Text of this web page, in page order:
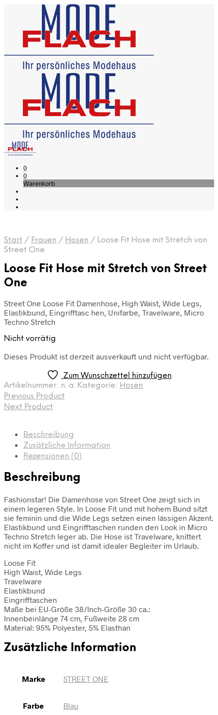
0
0
Warenkorb
Start / Frauen / Hosen / Loose Fit Hose mit Stretch von
Street One
Loose Fit Hose mit Stretch von Street
One
Street One Loose Fit Damenhose, High Waist, Wide Legs,
Elastikbund, Eingrifftasc hen, Unifarbe, Travelware, Micro
Techno Stretch
Nicht vorrätig
Dieses Produkt ist derzeit ausverkauft und nicht verfügbar.
Zum Wunschzettel hinzufügen
Artikelnummer: n. a. Kategorie: Hosen
Previous Product
Next Product
Beschreibung
Zusätzliche Information
Rezensionen (0)
Beschreibung
Fashionstar! Die Damenhose von Street One zeigt sich in
einem legeren Style. In Loose Fit und mit hohem Bund sitzt
sie feminin und die Wide Legs setzen einen lässigen Akzent.
Elastikbund und Eingrifftaschen runden den Look in Micro
Techno Stretch leger ab. Die Hose ist Travelware, knittert
nicht im Koffer und ist damit idealer Begleiter im Urlaub.
Loose Fit
High Waist, Wide Legs
Travelware
Elastikbund
Eingrifftaschen
Maße bei EU-Größe 38/Inch-Größe 30 ca.:
Innenbeinlänge 74 cm, Fußweite 28 cm
Material: 95% Polyester, 5% Elasthan
Zusätzliche Information
Marke STREET ONE
Farbe Blau